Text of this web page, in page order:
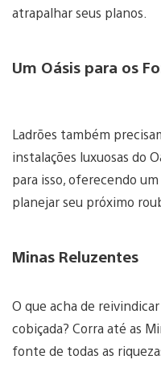
atrapalhar seus planos.
Um Oásis para os
Ladrões também
instalações luxuosas do
para isso, oferecendo
planejar seu próximo
Minas Reluzentes
O que acha de
cobiçada? Corra até as
fonte de todas as